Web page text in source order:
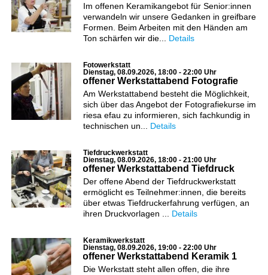
Im offenen Keramikangebot für Senior:innen
verwandeln wir unsere Gedanken in greifbare
Formen. Beim Arbeiten mit den Händen am
Ton schärfen wir die... Details
Fotowerkstatt
Dienstag, 08.09.2026, 18:00 - 22:00 Uhr
offener Werkstattabend Fotografie
Am Werkstattabend besteht die Möglichkeit,
sich über das Angebot der Fotografiekurse im
riesa efau zu informieren, sich fachkundig in
technischen un... Details
Tiefdruckwerkstatt
Dienstag, 08.09.2026, 18:00 - 21:00 Uhr
offener Werkstattabend Tiefdruck
Der offene Abend der Tiefdruckwerkstatt
ermöglicht es Teilnehmer:innen, die bereits
über etwas Tiefdruckerfahrung verfügen, an
ihren Druckvorlagen ... Details
Keramikwerkstatt
Dienstag, 08.09.2026, 19:00 - 22:00 Uhr
offener Werkstattabend Keramik 1
Die Werkstatt steht allen offen, die ihre